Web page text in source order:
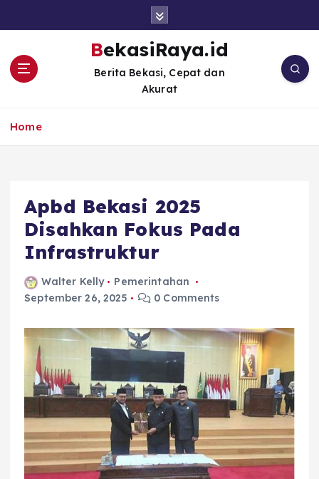
BekasiRaya.id
Berita Bekasi, Cepat dan
Akurat
Home
Apbd Bekasi 2025
Disahkan Fokus Pada
Infrastruktur
Walter Kelly
Pemerintahan
September 26, 2025
0 Comments